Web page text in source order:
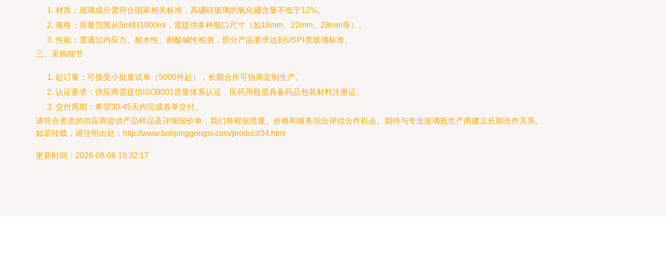
材质：玻璃成分需符合国家相关标准，高硼硅玻璃的氧化硼含量不低于12%。
规格：容量范围从5ml到1000ml，需提供多种瓶口尺寸（如18mm、22mm、28mm等）。
性能：需通过内应力、耐水性、耐酸碱性检测，部分产品要求达到USPⅠ类玻璃标准。
三、采购细节
起订量：可接受小批量试单（5000件起），长期合作可协商定制生产。
认证要求：供应商需提供ISO9001质量体系认证，医药用瓶需具备药品包装材料注册证。
交付周期：希望30-45天内完成首单交付。
请符合资质的供应商提供产品样品及详细报价单，我们将根据质量、价格和服务综合评估合作机会。期待与专业玻璃瓶生产商建立长期合作关系。
如若转载，请注明出处：http://www.bolipinggongsi.com/product/34.html
更新时间：2026-08-06 19:32:17